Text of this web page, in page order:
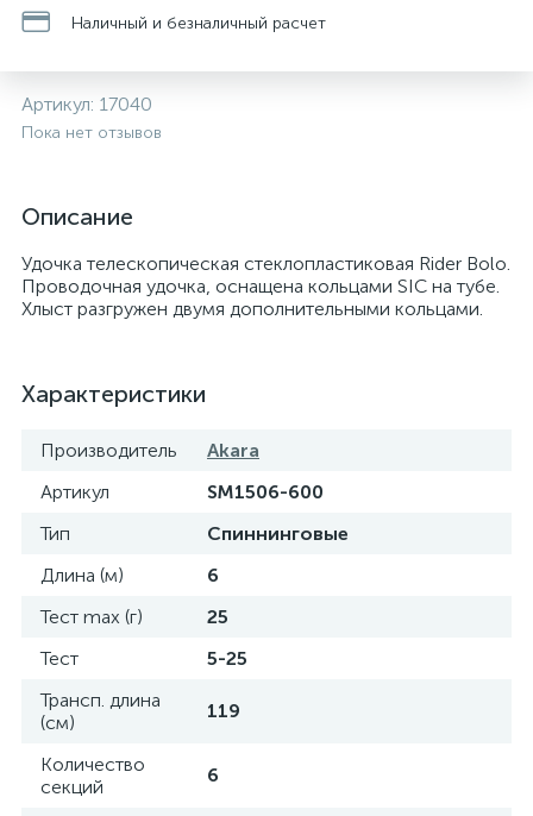
Наличный и безналичный расчет
Артикул: 17040
Пока нет отзывов
Описание
Удочка телескопическая стеклопластиковая Rider Bolo.
Проводочная удочка, оснащена кольцами SIC на тубе.
Хлыст разгружен двумя дополнительными кольцами.
Характеристики
Производитель
Akara
Артикул
SM1506-600
Тип
Спиннинговые
Длина (м)
6
Тест max (г)
25
Тест
5-25
Трансп. длина
(см)
119
Количество
секций
6